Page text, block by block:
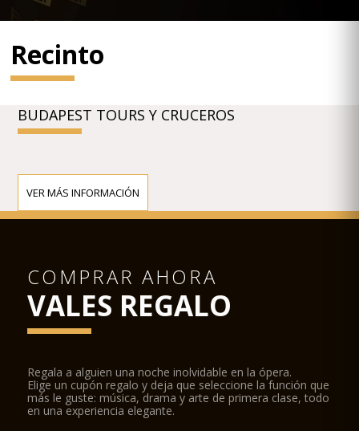
Recinto
BUDAPEST TOURS Y CRUCEROS
VER MÁS INFORMACIÓN
COMPRAR AHORA
VALES REGALO
Regala a alguien una noche inolvidable en la ópera.
Elige un cupón regalo y deja que seleccione la función que
más le guste: música, drama y arte de primera clase, todo
en una experiencia elegante.